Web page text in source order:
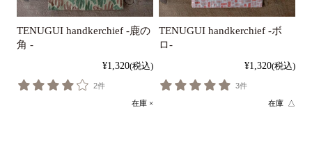
TENUGUI handkerchief -鹿の
角 -
¥1,320(税込)
2件
在庫 ×
TENUGUI handkerchief -ボ
ロ-
¥1,320(税込)
3件
在庫 △